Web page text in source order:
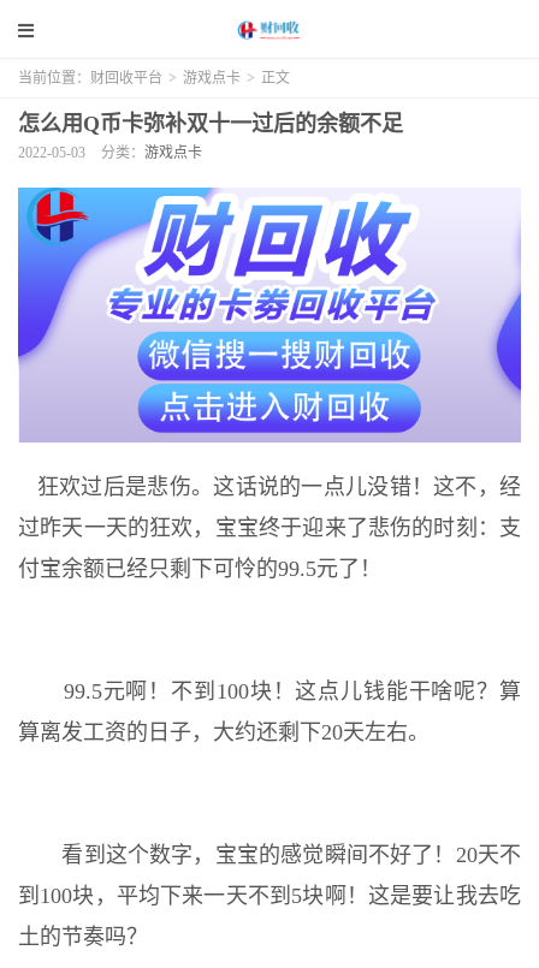
当前位置： 财回收平台 > 游戏点卡 > 正文
怎么用Q币卡弥补双十一过后的余额不足
2022-05-03 分类： 游戏点卡
狂欢过后是悲伤。这话说的一点儿没错！这不，经
过昨天一天的狂欢，宝宝终于迎来了悲伤的时刻：支
付宝余额已经只剩下可怜的99.5元了！
99.5元啊！不到100块！这点儿钱能干啥呢？算
算离发工资的日子，大约还剩下20天左右。
看到这个数字，宝宝的感觉瞬间不好了！20天不
到100块，平均下来一天不到5块啊！这是要让我去吃
土的节奏吗？